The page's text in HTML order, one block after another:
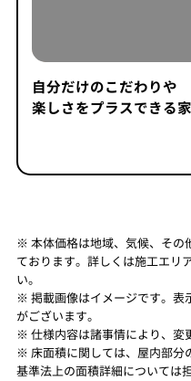
自分だけのこだわりや
楽しさをプラスできる家
※ 本体価格は地域、気候、その
ております。詳しくは施工エリ
い。
※ 掲載画像はイメージです。表
がございます。
※ 仕様内容は諸事情により、変
※ 床面積に関しては、屋内部分
基準法上の面積詳細については